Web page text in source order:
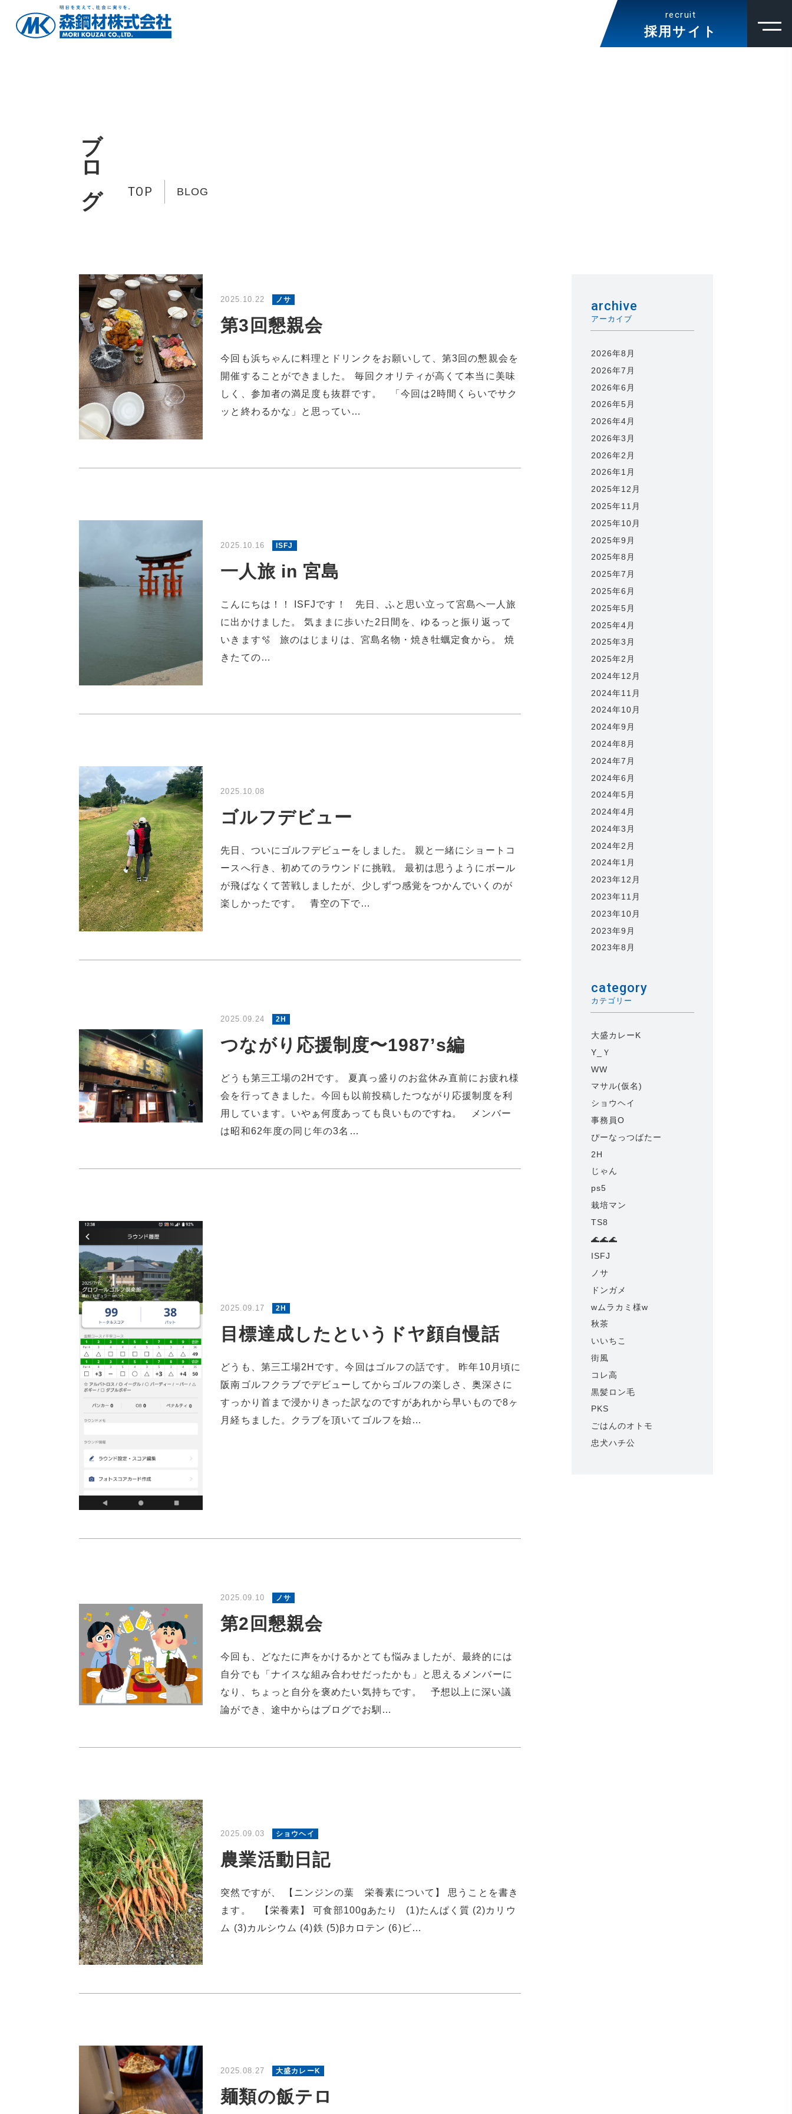
recruit
採用サイト
ブログ TOP BLOG
2025.10.22 ノサ
第3回懇親会
今回も浜ちゃんに料理とドリンクをお願いして、第3回の懇親会を
開催することができました。 毎回クオリティが高くて本当に美味
しく、参加者の満足度も抜群です。 「今回は2時間くらいでサク
ッと終わるかな」と思ってい…
2025.10.16 ISFJ
一人旅 in 宮島
こんにちは！！ ISFJです！ 先日、ふと思い立って宮島へ一人旅
に出かけました。 気ままに歩いた2日間を、ゆるっと振り返って
いきます🫧 旅のはじまりは、宮島名物・焼き牡蠣定食から。 焼
きたての…
2025.10.08
ゴルフデビュー
先日、ついにゴルフデビューをしました。 親と一緒にショートコ
ースへ行き、初めてのラウンドに挑戦。 最初は思うようにボール
が飛ばなくて苦戦しましたが、少しずつ感覚をつかんでいくのが
楽しかったです。 青空の下で…
2025.09.24 2H
つながり応援制度〜1987’s編
どうも第三工場の2Hです。 夏真っ盛りのお盆休み直前にお疲れ様
会を行ってきました。今回も以前投稿したつながり応援制度を利
用しています。いやぁ何度あっても良いものですね。 メンバー
は昭和62年度の同じ年の3名…
2025.09.17 2H
目標達成したというドヤ顔自慢話
どうも、第三工場2Hです。今回はゴルフの話です。 昨年10月頃に
阪南ゴルフクラブでデビューしてからゴルフの楽しさ、奥深さに
すっかり首まで浸かりきった訳なのですがあれから早いもので8ヶ
月経ちました。クラブを頂いてゴルフを始…
2025.09.10 ノサ
第2回懇親会
今回も、どなたに声をかけるかとても悩みましたが、最終的には
自分でも「ナイスな組み合わせだったかも」と思えるメンバーに
なり、ちょっと自分を褒めたい気持ちです。 予想以上に深い議
論ができ、途中からはブログでお馴…
2025.09.03 ショウヘイ
農業活動日記
突然ですが、 【ニンジンの葉 栄養素について】 思うことを書き
ます。 【栄養素】 可食部100gあたり (1)たんぱく質 (2)カリウ
ム (3)カルシウム (4)鉄 (5)βカロテン (6)ビ…
2025.08.27 大盛カレーK
麺類の飯テロ
archive
アーカイブ
2026年8月
2026年7月
2026年6月
2026年5月
2026年4月
2026年3月
2026年2月
2026年1月
2025年12月
2025年11月
2025年10月
2025年9月
2025年8月
2025年7月
2025年6月
2025年5月
2025年4月
2025年3月
2025年2月
2024年12月
2024年11月
2024年10月
2024年9月
2024年8月
2024年7月
2024年6月
2024年5月
2024年4月
2024年3月
2024年2月
2024年1月
2023年12月
2023年11月
2023年10月
2023年9月
2023年8月
category
カテゴリー
大盛カレーK
Y_Ｙ
WW
マサル(仮名)
ショウヘイ
事務員O
ぴーなっつばたー
2H
じゃん
ps5
栽培マン
TS8
🌊🌊🌊
ISFJ
ノサ
ドンガメ
wムラカミ様w
秋茶
いいちこ
街風
コレ高
黒髪ロン毛
PKS
ごはんのオトモ
忠犬ハチ公